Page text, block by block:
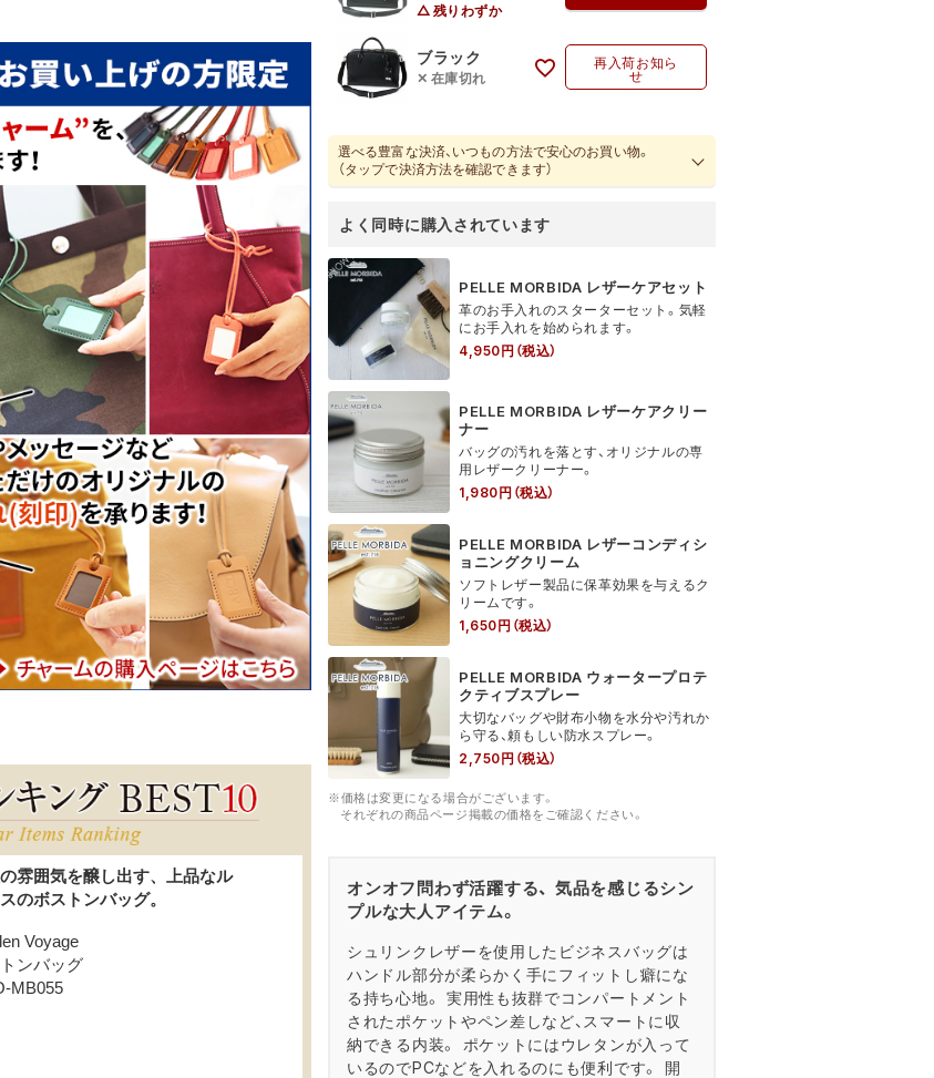
残りわずか
ブラック
在庫切れ
再入荷お知ら
せ
選べる豊富な決済、いつもの方法で安心のお買い物。
（タップで決済方法を確認できます）
PELLE MORBIDA レザーケアセット
革のお手入れのスターターセット。気軽
にお手入れを始められます。
4,950円（税込）
PELLE MORBIDA レザーケアクリー
ナー
バッグの汚れを落とす、オリジナルの専
用レザークリーナー。
1,980円（税込）
PELLE MORBIDA レザーコンディシ
ョニングクリーム
ソフトレザー製品に保革効果を与えるク
リームです。
1,650円（税込）
PELLE MORBIDA ウォータープロテ
クティブスプレー
大切なバッグや財布小物を水分や汚れか
ら守る、頼もしい防水スプレー。
2,750円（税込）
※価格は変更になる場合がございます。
それぞれの商品ページ掲載の価格をご確認ください。
オンオフ問わず活躍する、 気品を感じるシン
プルな大人アイテム。
シュリンクレザーを使用したビジネスバッグは
ハンドル部分が柔らかく手にフィットし癖にな
る持ち心地。 実用性も抜群でコンパートメント
されたポケットやペン差しなど、スマートに収
納できる内装。 ポケットにはウレタンが入って
いるのでPCなどを入れるのにも便利です。 開